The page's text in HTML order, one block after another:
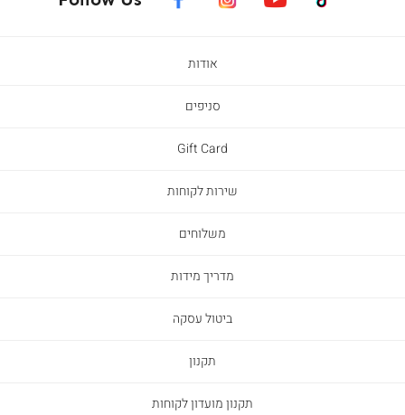
אודות
סניפים
Gift Card
שירות לקוחות
משלוחים
מדריך מידות
ביטול עסקה
תקנון
תקנון מועדון לקוחות